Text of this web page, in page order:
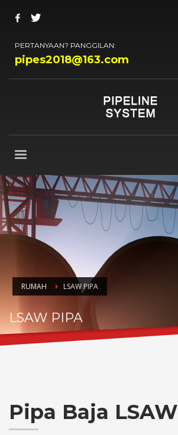
PERTANYAAN? PANGGILAN:
pipes2018@163.com
RUMAH LSAW PIPA
LSAW PIPA
Pipa Baja LSAW